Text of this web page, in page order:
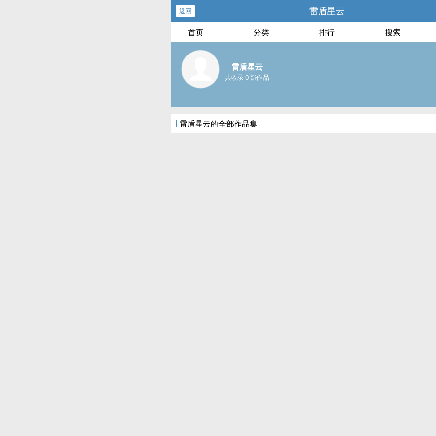
返回 雷盾星云
首页 分类 排行 搜索
雷盾星云
共收录 0 部作品
雷盾星云的全部作品集